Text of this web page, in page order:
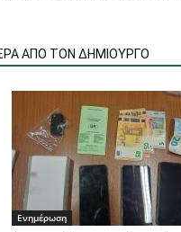
ΑΠΟ ΤΟΝ ΔΗΜΙΟΥΡΓΟ
Ενημέρωση